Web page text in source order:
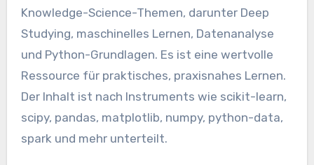
Knowledge-Science-Themen, darunter Deep
Studying, maschinelles Lernen, Datenanalyse
und Python-Grundlagen. Es ist eine wertvolle
Ressource für praktisches, praxisnahes Lernen.
Der Inhalt ist nach Instruments wie scikit-learn,
scipy, pandas, matplotlib, numpy, python-data,
spark und mehr unterteilt.